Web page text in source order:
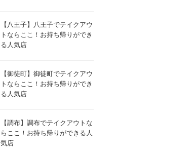
【八王子】八王子でテイクアウ
トならここ！お持ち帰りができ
る人気店
【御徒町】御徒町でテイクアウ
トならここ！お持ち帰りができ
る人気店
【調布】調布でテイクアウトな
らここ！お持ち帰りができる人
気店